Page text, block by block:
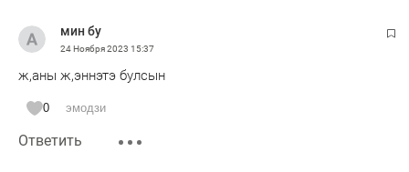
мин бу
24 Ноября 2023 15:37
ж,аны ж,эннэтэ булсын
0 эмодзи
Ответить